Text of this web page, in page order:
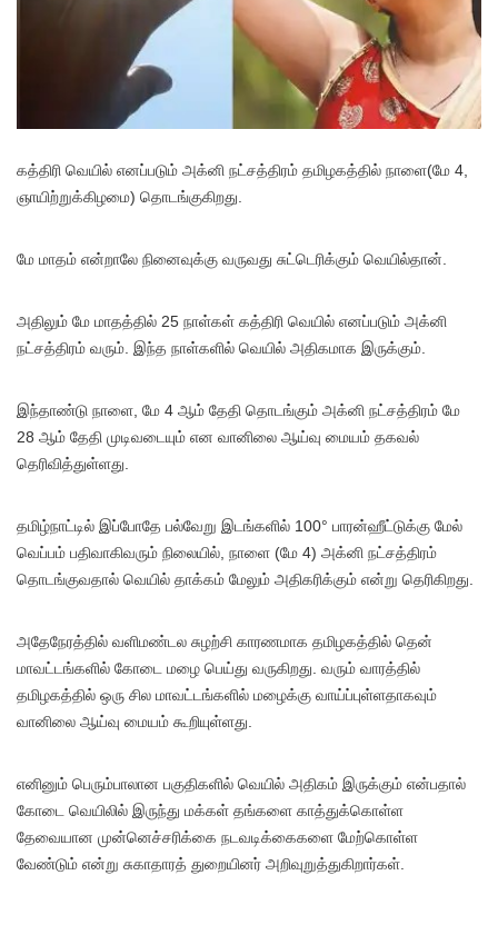
கத்திரி வெயில் எனப்படும் அக்னி நட்சத்திரம் தமிழகத்தில் நாளை(மே 4,
ஞாயிற்றுக்கிழமை) தொடங்குகிறது.
மே மாதம் என்றாலே நினைவுக்கு வருவது சுட்டெரிக்கும் வெயில்தான்.
அதிலும் மே மாதத்தில் 25 நாள்கள் கத்திரி வெயில் எனப்படும் அக்னி
நட்சத்திரம் வரும். இந்த நாள்களில் வெயில் அதிகமாக இருக்கும்.
இந்தாண்டு நாளை, மே 4 ஆம் தேதி தொடங்கும் அக்னி நட்சத்திரம் மே
28 ஆம் தேதி முடிவடையும் என வானிலை ஆய்வு மையம் தகவல்
தெரிவித்துள்ளது.
தமிழ்நாட்டில் இப்போதே பல்வேறு இடங்களில் 100° பாரன்ஹீட்டுக்கு மேல்
வெப்பம் பதிவாகிவரும் நிலையில், நாளை (மே 4) அக்னி நட்சத்திரம்
தொடங்குவதால் வெயில் தாக்கம் மேலும் அதிகரிக்கும் என்று தெரிகிறது.
அதேநேரத்தில் வளிமண்டல சுழற்சி காரணமாக தமிழகத்தில் தென்
மாவட்டங்களில் கோடை மழை பெய்து வருகிறது. வரும் வாரத்தில்
தமிழகத்தில் ஒரு சில மாவட்டங்களில் மழைக்கு வாய்ப்புள்ளதாகவும்
வானிலை ஆய்வு மையம் கூறியுள்ளது.
எனினும் பெரும்பாலான பகுதிகளில் வெயில் அதிகம் இருக்கும் என்பதால்
கோடை வெயிலில் இருந்து மக்கள் தங்களை காத்துக்கொள்ள
தேவையான முன்னெச்சரிக்கை நடவடிக்கைகளை மேற்கொள்ள
வேண்டும் என்று சுகாதாரத் துறையினர் அறிவுறுத்துகிறார்கள்.